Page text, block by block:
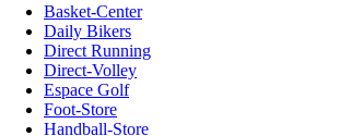
Basket-Center
Daily Bikers
Direct Running
Direct-Volley
Espace Golf
Foot-Store
Handball-Store